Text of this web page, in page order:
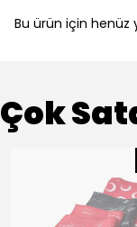
Bu ürün için henüz
Çok